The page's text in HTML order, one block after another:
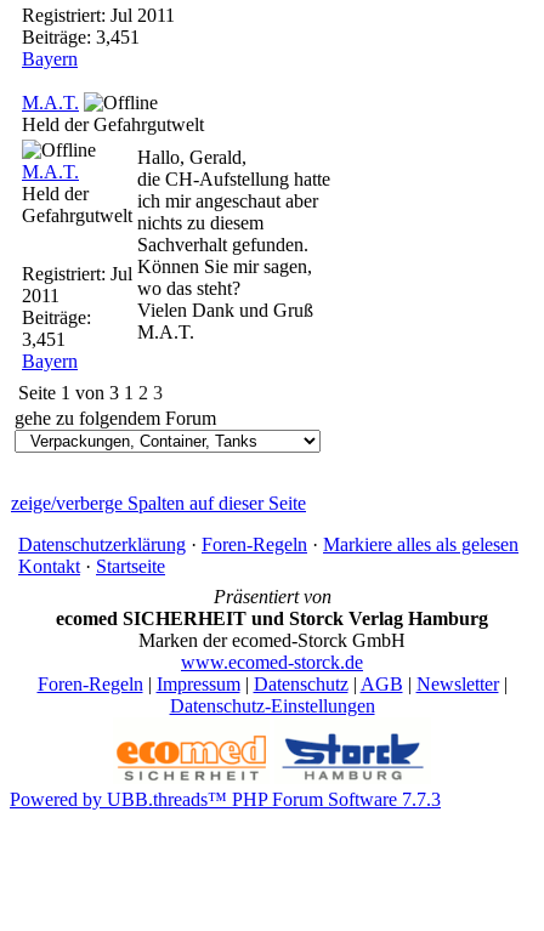
Registriert: Jul 2011
Beiträge: 3,451
Bayern
M.A.T.
Held der Gefahrgutwelt
M.A.T.
Held der
Gefahrgutwelt
Registriert: Jul
2011
Beiträge:
3,451
Bayern
Hallo, Gerald,
die CH-Aufstellung hatte
ich mir angeschaut aber
nichts zu diesem
Sachverhalt gefunden.
Können Sie mir sagen,
wo das steht?
Vielen Dank und Gruß
M.A.T.
Seite 1 von 3 1 2 3
gehe zu folgendem Forum
zeige/verberge Spalten auf dieser Seite
Datenschutzerklärung · Foren-Regeln · Markiere alles als gelesen
Kontakt · Startseite
Präsentiert von
ecomed SICHERHEIT und Storck Verlag Hamburg
Marken der ecomed-Storck GmbH
www.ecomed-storck.de
Foren-Regeln | Impressum| Datenschutz| AGB | Newsletter|
Datenschutz-Einstellungen
Powered by UBB.threads™ PHP Forum Software 7.7.3